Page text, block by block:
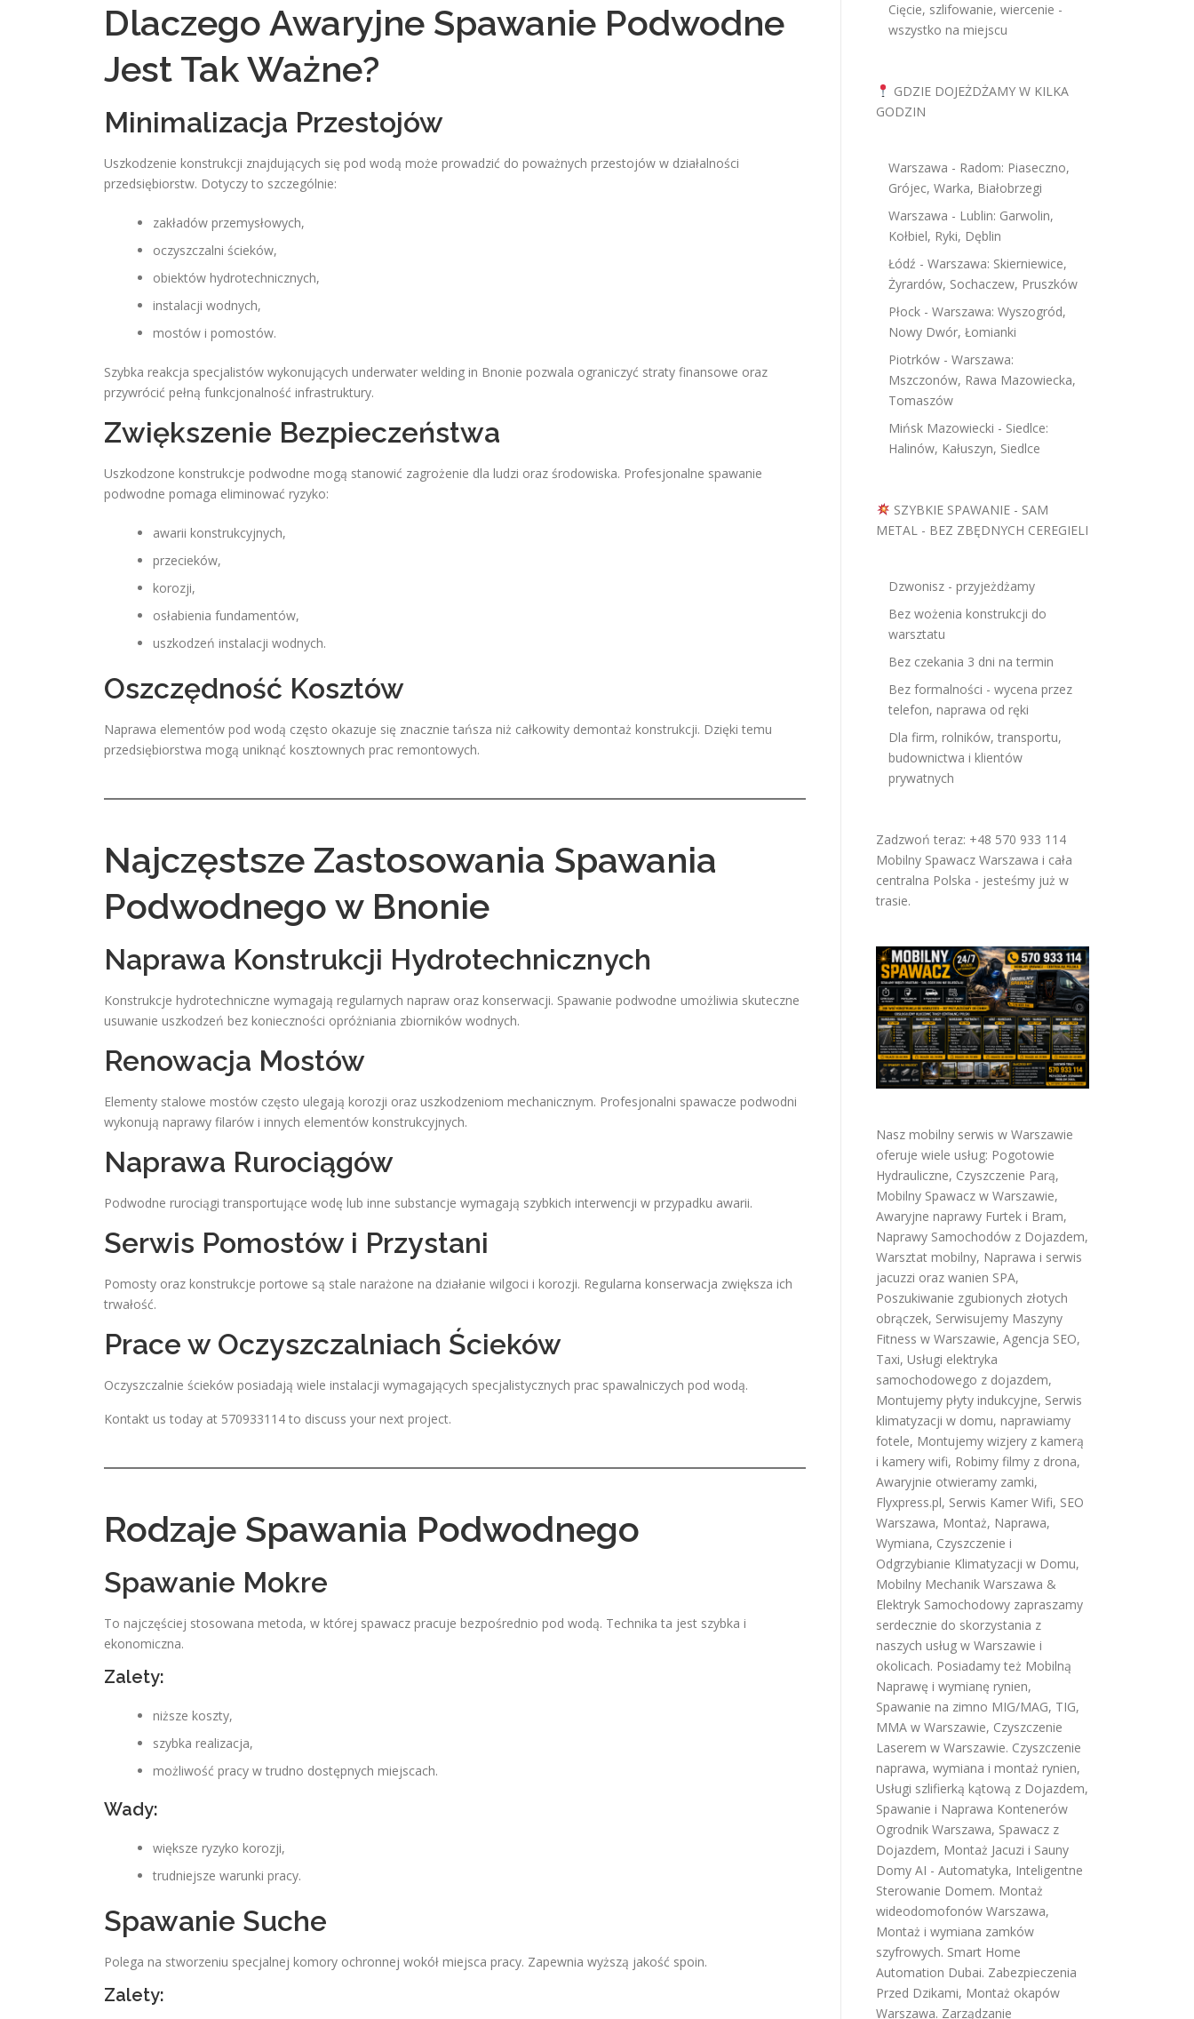
Dlaczego Awaryjne Spawanie Podwodne
Jest Tak Ważne?
Minimalizacja Przestojów
Uszkodzenie konstrukcji znajdujących się pod wodą może prowadzić do poważnych przestojów w działalności
przedsiębiorstw. Dotyczy to szczególnie:
zakładów przemysłowych,
oczyszczalni ścieków,
obiektów hydrotechnicznych,
instalacji wodnych,
mostów i pomostów.
Szybka reakcja specjalistów wykonujących underwater welding in Bnonie pozwala ograniczyć straty finansowe oraz
przywrócić pełną funkcjonalność infrastruktury.
Zwiększenie Bezpieczeństwa
Uszkodzone konstrukcje podwodne mogą stanowić zagrożenie dla ludzi oraz środowiska. Profesjonalne spawanie
podwodne pomaga eliminować ryzyko:
awarii konstrukcyjnych,
przecieków,
korozji,
osłabienia fundamentów,
uszkodzeń instalacji wodnych.
Oszczędność Kosztów
Naprawa elementów pod wodą często okazuje się znacznie tańsza niż całkowity demontaż konstrukcji. Dzięki temu
przedsiębiorstwa mogą uniknąć kosztownych prac remontowych.
Najczęstsze Zastosowania Spawania
Podwodnego w Bnonie
Naprawa Konstrukcji Hydrotechnicznych
Konstrukcje hydrotechniczne wymagają regularnych napraw oraz konserwacji. Spawanie podwodne umożliwia skuteczne
usuwanie uszkodzeń bez konieczności opróżniania zbiorników wodnych.
Renowacja Mostów
Elementy stalowe mostów często ulegają korozji oraz uszkodzeniom mechanicznym. Profesjonalni spawacze podwodni
wykonują naprawy filarów i innych elementów konstrukcyjnych.
Naprawa Rurociągów
Podwodne rurociągi transportujące wodę lub inne substancje wymagają szybkich interwencji w przypadku awarii.
Serwis Pomostów i Przystani
Pomosty oraz konstrukcje portowe są stale narażone na działanie wilgoci i korozji. Regularna konserwacja zwiększa ich
trwałość.
Prace w Oczyszczalniach Ścieków
Oczyszczalnie ścieków posiadają wiele instalacji wymagających specjalistycznych prac spawalniczych pod wodą.
Kontakt us today at 570933114 to discuss your next project.
Rodzaje Spawania Podwodnego
Spawanie Mokre
To najczęściej stosowana metoda, w której spawacz pracuje bezpośrednio pod wodą. Technika ta jest szybka i
ekonomiczna.
Zalety:
niższe koszty,
szybka realizacja,
możliwość pracy w trudno dostępnych miejscach.
Wady:
większe ryzyko korozji,
trudniejsze warunki pracy.
Spawanie Suche
Polega na stworzeniu specjalnej komory ochronnej wokół miejsca pracy. Zapewnia wyższą jakość spoin.
Zalety:
Cięcie, szlifowanie, wiercenie -
wszystko na miejscu
GDZIE DOJEŻDŻAMY W KILKA
GODZIN
Warszawa - Radom: Piaseczno,
Grójec, Warka, Białobrzegi
Warszawa - Lublin: Garwolin,
Kołbiel, Ryki, Dęblin
Łódź - Warszawa: Skierniewice,
Żyrardów, Sochaczew, Pruszków
Płock - Warszawa: Wyszogród,
Nowy Dwór, Łomianki
Piotrków - Warszawa:
Mszczonów, Rawa Mazowiecka,
Tomaszów
Mińsk Mazowiecki - Siedlce:
Halinów, Kałuszyn, Siedlce
SZYBKIE SPAWANIE - SAM
METAL - BEZ ZBĘDNYCH CEREGIELI
Dzwonisz - przyjeżdżamy
Bez wożenia konstrukcji do
warsztatu
Bez czekania 3 dni na termin
Bez formalności - wycena przez
telefon, naprawa od ręki
Dla firm, rolników, transportu,
budownictwa i klientów
prywatnych
Zadzwoń teraz: +48 570 933 114
Mobilny Spawacz Warszawa i cała
centralna Polska - jesteśmy już w
trasie.
Nasz mobilny serwis w Warszawie
oferuje wiele usług: Pogotowie
Hydrauliczne, Czyszczenie Parą,
Mobilny Spawacz w Warszawie,
Awaryjne naprawy Furtek i Bram,
Naprawy Samochodów z Dojazdem,
Warsztat mobilny, Naprawa i serwis
jacuzzi oraz wanien SPA,
Poszukiwanie zgubionych złotych
obrączek, Serwisujemy Maszyny
Fitness w Warszawie, Agencja SEO,
Taxi, Usługi elektryka
samochodowego z dojazdem,
Montujemy płyty indukcyjne, Serwis
klimatyzacji w domu, naprawiamy
fotele, Montujemy wizjery z kamerą
i kamery wifi, Robimy filmy z drona,
Awaryjnie otwieramy zamki,
Flyxpress.pl, Serwis Kamer Wifi, SEO
Warszawa, Montaż, Naprawa,
Wymiana, Czyszczenie i
Odgrzybianie Klimatyzacji w Domu,
Mobilny Mechanik Warszawa &
Elektryk Samochodowy zapraszamy
serdecznie do skorzystania z
naszych usług w Warszawie i
okolicach. Posiadamy też Mobilną
Naprawę i wymianę rynien,
Spawanie na zimno MIG/MAG, TIG,
MMA w Warszawie, Czyszczenie
Laserem w Warszawie. Czyszczenie
naprawa, wymiana i montaż rynien,
Usługi szlifierką kątową z Dojazdem,
Spawanie i Naprawa Kontenerów
Ogrodnik Warszawa, Spawacz z
Dojazdem, Montaż Jacuzi i Sauny
Domy AI - Automatyka, Inteligentne
Sterowanie Domem. Montaż
wideodomofonów Warszawa,
Montaż i wymiana zamków
szyfrowych. Smart Home
Automation Dubai. Zabezpieczenia
Przed Dzikami, Montaż okapów
Warszawa. Zarządzanie